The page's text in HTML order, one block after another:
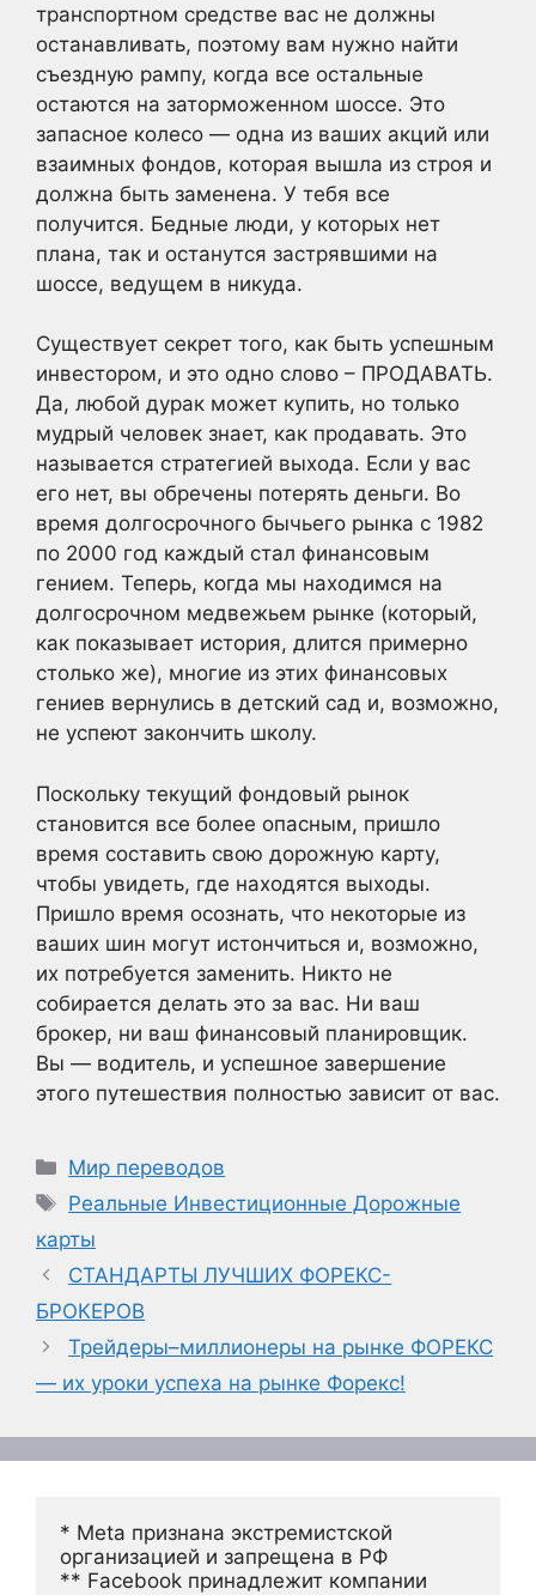
транспортном средстве вас не должны
останавливать, поэтому вам нужно найти
съездную рампу, когда все остальные
остаются на заторможенном шоссе. Это
запасное колесо — одна из ваших акций или
взаимных фондов, которая вышла из строя и
должна быть заменена. У тебя все
получится. Бедные люди, у которых нет
плана, так и останутся застрявшими на
шоссе, ведущем в никуда.
Существует секрет того, как быть успешным
инвестором, и это одно слово – ПРОДАВАТЬ.
Да, любой дурак может купить, но только
мудрый человек знает, как продавать. Это
называется стратегией выхода. Если у вас
его нет, вы обречены потерять деньги. Во
время долгосрочного бычьего рынка с 1982
по 2000 год каждый стал финансовым
гением. Теперь, когда мы находимся на
долгосрочном медвежьем рынке (который,
как показывает история, длится примерно
столько же), многие из этих финансовых
гениев вернулись в детский сад и, возможно,
не успеют закончить школу.
Поскольку текущий фондовый рынок
становится все более опасным, пришло
время составить свою дорожную карту,
чтобы увидеть, где находятся выходы.
Пришло время осознать, что некоторые из
ваших шин могут истончиться и, возможно,
их потребуется заменить. Никто не
собирается делать это за вас. Ни ваш
брокер, ни ваш финансовый планировщик.
Вы — водитель, и успешное завершение
этого путешествия полностью зависит от вас.
Рубрики
Мир переводов
Метки
Реальные Инвестиционные Дорожные
карты
СТАНДАРТЫ ЛУЧШИХ ФОРЕКС-
БРОКЕРОВ
Трейдеры–миллионеры на рынке ФОРЕКС
— их уроки успеха на рынке Форекс!
* Meta признана экстремистской
организацией и запрещена в РФ
** Facebook принадлежит компании